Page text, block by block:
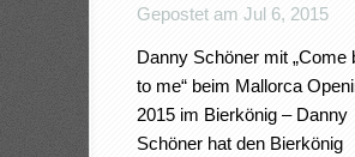
Gepostet am Jul 6, 2015
Danny Schöner mit „Come
to me“ beim Mallorca
2015 im Bierkönig – Danny
Schöner hat den Bierkönig